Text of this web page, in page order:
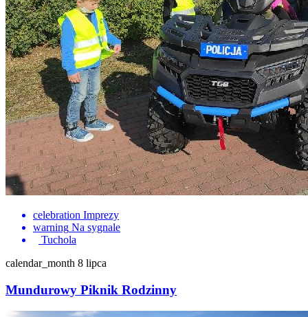
celebration Imprezy
warning Na sygnale
Tuchola
calendar_month 8 lipca
Mundurowy Piknik Rodzinny